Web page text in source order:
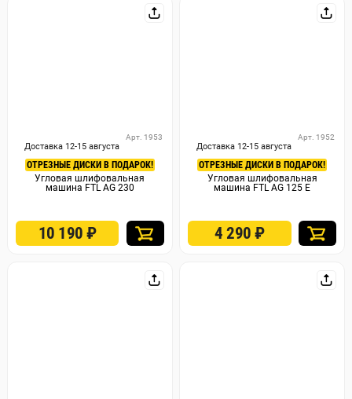
Доставка 12-15 августа
Арт. 1953
ОТРЕЗНЫЕ ДИСКИ В ПОДАРОК!
Угловая шлифовальная
машина FTL AG 230
10 190₽
Доставка 12-15 августа
Арт. 1952
ОТРЕЗНЫЕ ДИСКИ В ПОДАРОК!
Угловая шлифовальная
машина FTL AG 125 E
4 290₽